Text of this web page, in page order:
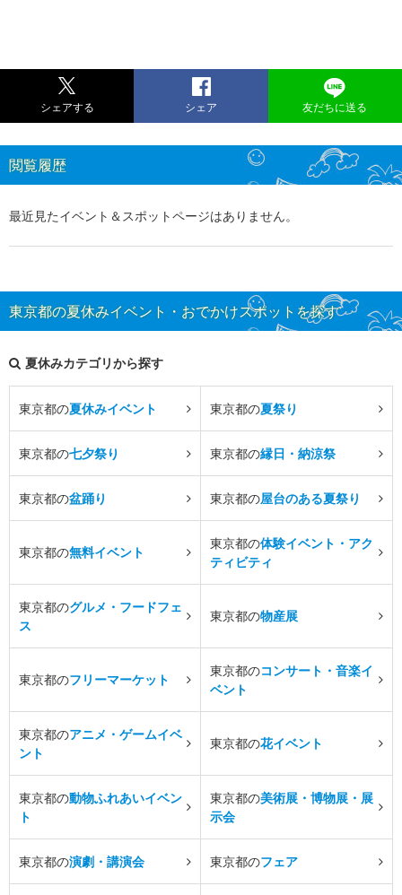
シェアする シェア 友だちに送る
閲覧履歴
最近見たイベント＆スポットページはありません。
東京都の夏休みイベント・おでかけスポットを探す
夏休みカテゴリから探す
東京都の夏休みイベント 東京都の夏祭り
東京都の七夕祭り 東京都の縁日・納涼祭
東京都の盆踊り 東京都の屋台のある夏祭り
東京都の無料イベント
東京都の体験イベント・アク
ティビティ
東京都のグルメ・フードフェ
ス
東京都の物産展
東京都のフリーマーケット
東京都のコンサート・音楽イ
ベント
東京都のアニメ・ゲームイベ
ント
東京都の花イベント
東京都の動物ふれあいイベン
ト
東京都の美術展・博物展・展
示会
東京都の演劇・講演会 東京都のフェア